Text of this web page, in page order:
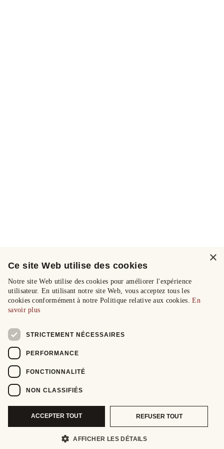
×
Ce site Web utilise des cookies
Notre site Web utilise des cookies pour améliorer l'expérience
utilisateur. En utilisant notre site Web, vous acceptez tous les
cookies conformément à notre Politique relative aux cookies.En
savoir plus
STRICTEMENT NÉCESSAIRES
PERFORMANCE
FONCTIONNALITÉ
NON CLASSIFIÉS
ACCEPTER TOUT REFUSER TOUT
AFFICHER LES DÉTAILS